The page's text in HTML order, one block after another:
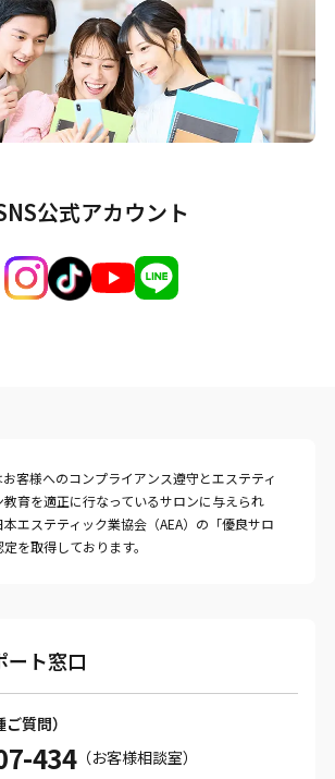
公式アカウント
お客様へのコンプライアンス遵守とエステティ
教育を適正に行なっているサロンに与えられ
本エステティック業協会（AEA）の「優良サロ
定を取得しております。
ート窓口
質問）
434（お客様相談室）